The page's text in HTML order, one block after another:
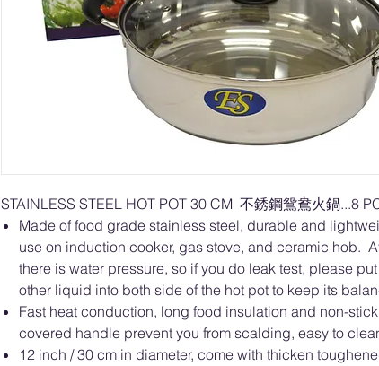
STAINLESS STEEL HOT POT 30 CM 不銹鋼鴛鴦火鍋...8
Made of food grade stainless steel, durable and
use on induction cooker, gas stove, and ceramic hob.
there is water pressure, so if you do leak test, please
other liquid into both side of the hot pot to keep its
Fast heat conduction, long food insulation and non-
covered handle prevent you from scalding, easy to
12 inch / 30 cm in diameter, come with thicken